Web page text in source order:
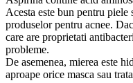
Acesta este bun pentru
produselor pentru acnee.
care are proprietati
probleme.
De asemenea, mierea este
aproape orice masca sau